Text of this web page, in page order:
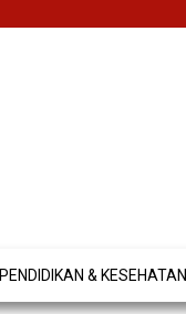
PENDIDIKAN & KESEHATAN